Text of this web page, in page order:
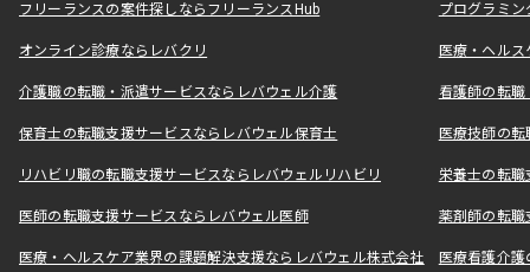
フリーランスの案件探しならフリーランスHub プログラミ
オンライン診療ならレバクリ 医療・ヘル
介護職の転職・派遣サービスならレバウェル介護 看護師の転
保育士の転職支援サービスならレバウェル保育士 医療技師の
リハビリ職の転職支援サービスならレバウェルリハビリ 栄養士の転
医師の転職支援サービスならレバウェル医師 薬剤師の転
医療・ヘルスケア業界の課題解決支援ならレバウェル株式会社 医療看護介